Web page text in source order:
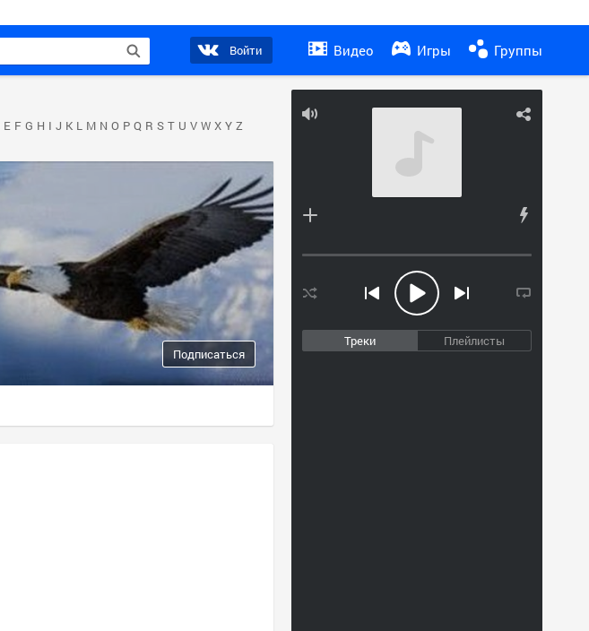
Войти Видео Игры Группы
Треки Плейлисты
E F G H I J K L M N O P Q R S T U V W X Y Z
Подписаться